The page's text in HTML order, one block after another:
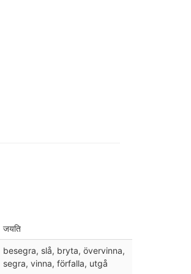
जयति
besegra, slå, bryta, övervinna,
segra, vinna, förfalla, utgå